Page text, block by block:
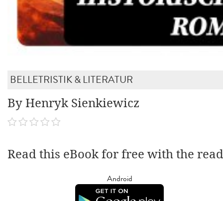
BELLETRISTIK & LITERATUR
By Henryk Sienkiewicz
Read this eBook for free with the
Android